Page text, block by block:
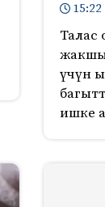
Талас
үчүн
ишке